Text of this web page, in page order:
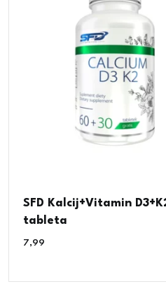
SFD Kalcij+Vitamin
tableta
7,99